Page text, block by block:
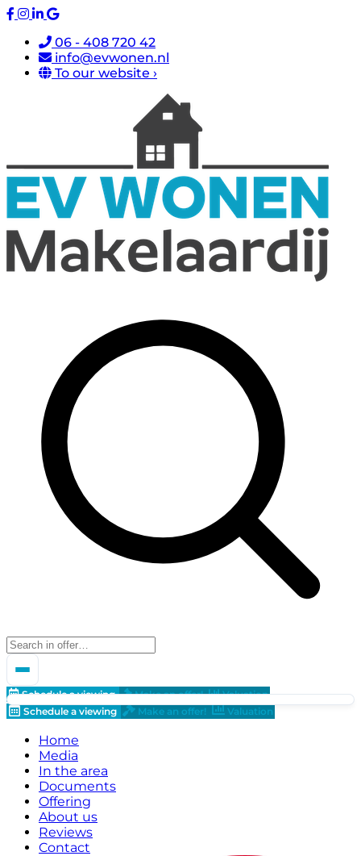
06 - 408 720 42
info@evwonen.nl
To our website ›
Schedule a viewing Make an offer!
Valuation
Schedule a viewing
Make an offer! Valuation
Home
Media
In the area
Documents
Offering
About us
Reviews
Contact